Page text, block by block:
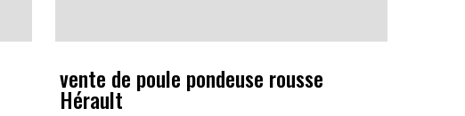
vente de poule pondeuse rousse
Hérault